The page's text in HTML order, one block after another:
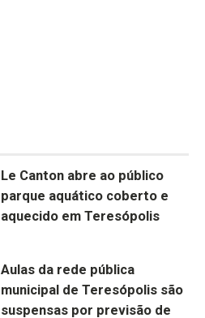
Le Canton abre ao público
parque aquático coberto e
aquecido em Teresópolis
Aulas da rede pública
municipal de Teresópolis são
suspensas por previsão de